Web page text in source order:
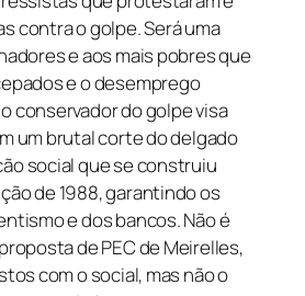
contra o golpe. Será uma
e aos mais pobres que
e o desemprego
conservador do golpe visa
um brutal corte do delgado
social que se construiu
de 1988, garantindo os
e dos bancos. Não é
de PEC de Meirelles,
com o social, mas não o